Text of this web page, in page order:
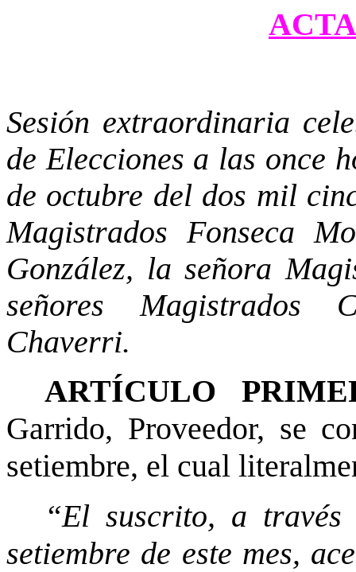
ACTA
Sesión extraordinaria
de Elecciones a las once
de octubre del dos mil
Magistrados Fonseca
González, la señora
señores Magistrados
Chaverri.
ARTÍCULO
Garrido, Proveedor, se
setiembre, el cual
“El suscrito, a
setiembre de este mes,